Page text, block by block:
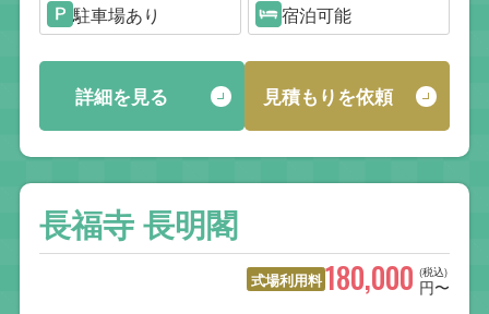
駐車場あり
宿泊可能
詳細を見る 見積もりを依頼
長福寺 長明閣
式場利用料 (税込)
180,000 円〜